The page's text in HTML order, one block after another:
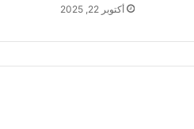
أكتوبر 22, 2025